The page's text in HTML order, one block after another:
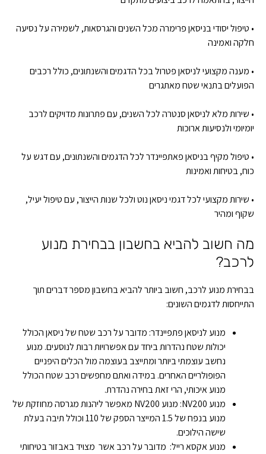
• טיפול יסודי בניסאן פרימרה מכל השנים והגרסאות, לשמירה על נסיעה
חלקה ואמינה
• מענה מקצועי לניסאן פטרול בכל הדגמים והשנתונים, כולל רכבים
הפועלים בתנאי שטח מאתגרים
• שירות מלא לניסאן סנטרה לכל השנים, עם פתרונות מדויקים לרכב
יומיומי ולנסיעות ארוכות
• טיפול מקיף בניסאן פאתפיינדר לכל הדגמים והשנתונים, עם דגש על
כוח, בטיחות ואמינות
• שירות מקצועי לכל דגמי ניסאן נוט ולכל שנות הייצור, עם טיפול יעיל,
שקוף ומהיר
מה חשוב להביא בחשבון בבחירת מנוע
לרכב?
בבחירת מנוע לרכב, חשוב ביותר להביא בחשבון מספר דברים תוך
התייחסות לדגמים השונים:
מנוע לניסאן פתפיינדר: מדובר על רכב שטח של ניסאן הכולל
יכולות שטח נהדרות ביחד עם אפשרויות רבות לנוסעים. מנוע
נחשב עוצמתי ביותר ומתייצב בעוצמה מול הכלים היפניים
הפופולריים האחרים. במידה ואתם מחפשים רכב שטח הכולל
מנוע איכותי, הרי זאת בחירה נהדרת.
מנוע NV200: מנוע NV200 מאפשר ליהנות מגרסה מחוזקת של
מנוע בנפח של 1.5 המייצר הספק של 110 וכולל תיבה בעלת
שישה הילוכים.
מנוע אקסא רייל: מדובר על רכב אשר מצויד באבזור בטיחותי